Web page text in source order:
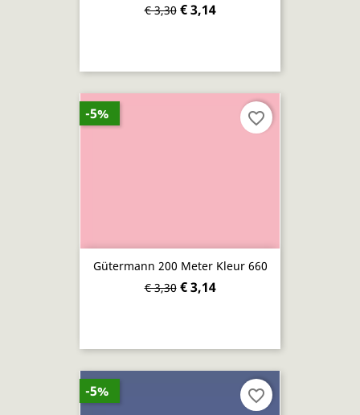
€ 3,30 € 3,14
Gütermann 200 Meter Kleur 660
€ 3,30 € 3,14
-5% favorite_border
-5% favorite_border